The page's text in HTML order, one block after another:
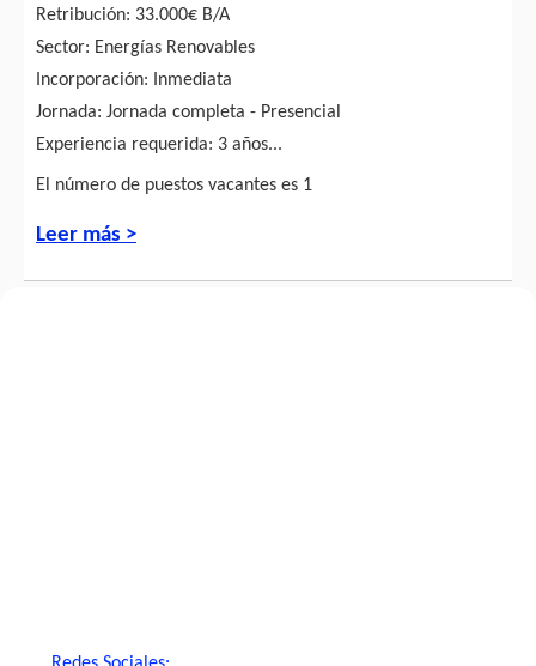
Retribución: 33.000€ B/A
Sector: Energías Renovables
Incorporación: Inmediata
Jornada: Jornada completa - Presencial
Experiencia requerida: 3 años...
El número de puestos vacantes es 1
Leer más >